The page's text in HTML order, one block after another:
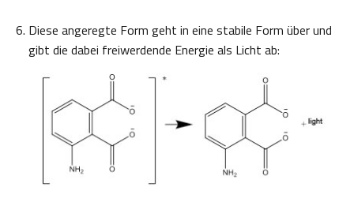
Diese angeregte Form geht in eine stabile Form über und
gibt die dabei freiwerdende Energie als Licht ab: